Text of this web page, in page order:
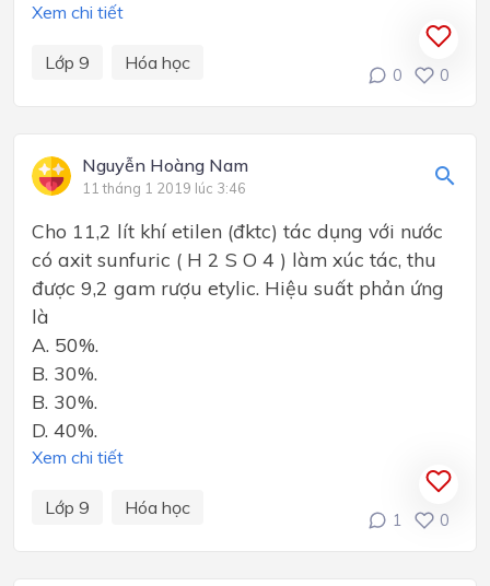
Xem chi tiết
Lớp 9 Hóa học
0 0
Nguyễn Hoàng Nam
11 tháng 1 2019 lúc 3:46
Cho 11,2 lít khí etilen (đktc) tác dụng với nước
có axit sunfuric ( H 2 S O 4 ) làm xúc tác, thu
được 9,2 gam rượu etylic. Hiệu suất phản ứng
là
A. 50%.
B. 30%.
B. 30%.
D. 40%.
Xem chi tiết
Lớp 9 Hóa học
1 0